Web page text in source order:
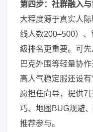
第四步：社群融入
大程度源于真实人
线人数200–500）
級排名更重要。可
巴克外围等轻量协
高人气稳定服还设有
愿担任向导，提供7
巧、地图BUG规避
推荐参与。